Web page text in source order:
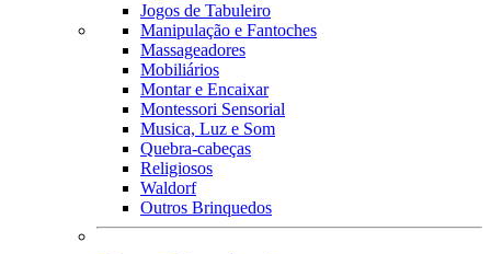
Jogos de Tabuleiro
Manipulação e Fantoches
Massageadores
Mobiliários
Montar e Encaixar
Montessori Sensorial
Musica, Luz e Som
Quebra-cabeças
Religiosos
Waldorf
Outros Brinquedos